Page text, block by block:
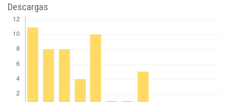
Descargas